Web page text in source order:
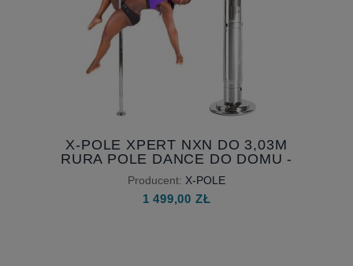
X-POLE XPERT NXN DO 3,03M
RURA POLE DANCE DO DOMU -
RURA SKŁADANA PRZEDŁUŻONA
Producent: X-POLE
1 499,00 ZŁ